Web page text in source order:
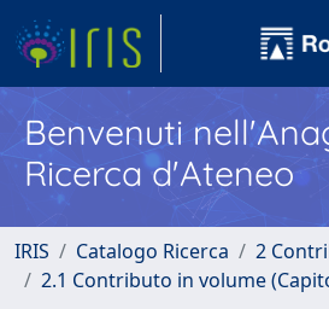
Benvenuti
Ricerca d'Ateneo
IRIS Catalogo Ricerca
2
2.1 Contributo in volume